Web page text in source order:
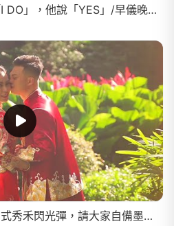
《台中婚禮錄影》我說「I DO」，他說「YES」/早儀晚宴SDE
《新北婚禮錄影》來波中式秀禾閃光彈，請大家自備墨鏡！/早儀晚宴SDE